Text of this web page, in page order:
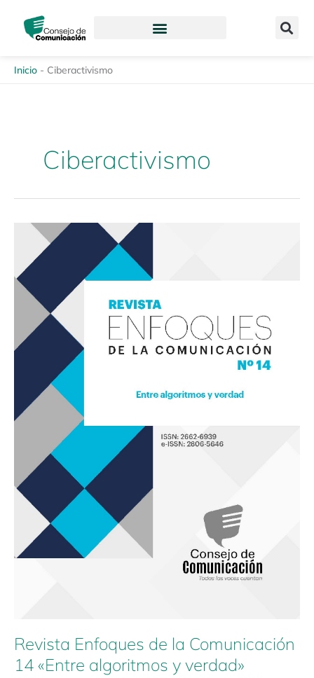
contenido
Inicio - Ciberactivismo
Ciberactivismo
Revista Enfoques de la Comunicación
14 «Entre algoritmos y verdad»
Revista
Enfoques
la
Comunicación
«Entre
algoritmos
y